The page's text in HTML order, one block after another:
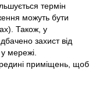
термін
можуть бути
Також, у
захист від
мережі.
приміщень, щоб